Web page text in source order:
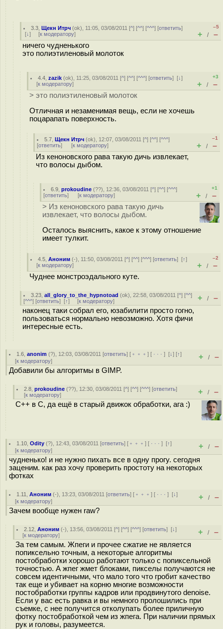
3.3 ,Щекн Итрч (ok), 11:05, 03/08/2011 [^] [^^] [^^^] [ответить]
[↓] [к модератору]
–5
+ / –
ничего чудненького
это полиэтиленовый молоток
4.4 ,zazik (ok), 11:25, 03/08/2011 [^] [^^] [^^^] [ответить][↓]
[к модератору]
+3
+ / –
> это полиэтиленовый молоток
Отличная и незаменимая вещь, если не хочешь
поцарапать поверхность.
5.7 ,Щекн Итрч (ok), 12:07, 03/08/2011 [^] [^^] [^^^]
[ответить] [к модератору]
–1
+ / –
Из кеноновского рава такую дичь извлекает,
что волосы дыбом.
6.9 ,prokoudine (??), 12:36, 03/08/2011 [^] [^^] [^^^]
[ответить] [к модератору]
+1
+ / –
> Из кеноновского рава такую дичь
извлекает, что волосы дыбом.
Осталось выяснить, какое к этому отношение
имеет тулкит.
4.5 ,Аноним (-), 11:50, 03/08/2011 [^] [^^] [^^^] [ответить][↑]
[к модератору]
–2
+ / –
Чуднее монстроэдального куте.
3.23 ,all_glory_to_the_hypnotoad (ok), 22:58, 03/08/2011 [^] [^^]
[^^^] [ответить] [↑] [к модератору] + / –
наконец таки собрал его, юзабилити просто гогно,
пользоваться нормально невозможно. Хотя фичи
интересные есть.
1.6 ,anonim (?), 12:03, 03/08/2011 [ответить] [ ﹢﹢﹢] [ · · ·][↓] [↑]
[к модератору] + / –
Добавили бы алгоритмы в GIMP.
2.8 ,prokoudine (??), 12:30, 03/08/2011 [^] [^^] [^^^] [ответить]
[к модератору] + / –
C++ в C, да ещё в старый движок обработки, ага :)
1.10 ,Odity (?), 12:43, 03/08/2011 [ответить] [ ﹢﹢﹢] [ · · ·][↑]
[к модератору] + / –
чудненько! и не нужно пихать все в одну прогу. сегодня
заценим. как раз хочу проверить простоту на некоторых
фотках
1.11 ,Аноним (-), 13:23, 03/08/2011 [ответить] [ ﹢﹢﹢] [ · · ·][↓]
[к модератору] + / –
Зачем вообще нужен raw?
2.12 ,Аноним (-), 13:56, 03/08/2011 [^] [^^] [^^^] [ответить][↓]
[к модератору] + / –
За тем самым. Жпеги и прочее сжатие не является
попиксельно точным, а некоторые алгоритмы
постобработки хорошо работают только с попиксельной
точностью. А жпег жмет блоками, пикселы получаются не
совсем идентичными, что мало того что гробит качество
так еще и убивает на корню многие возможности
постобработки группы кадров или продвинутого denoise.
Если у вас есть равка и вы немного пролошились при
съемке, с нее получится отколупать более приличную
фотку постобработкой чем из жпега. При наличии прямых
рук и головы, разумеется.